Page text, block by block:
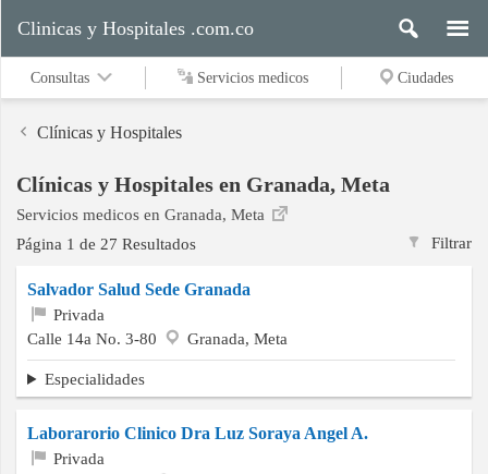
medicos
Ciudades
Buscar
Clinicas y Hospitales .com.co
Consultas Servicios medicos Ciudades
Clínicas y Hospitales
Clínicas y Hospitales en Granada, Meta
Servicios medicos en Granada, Meta
Filtrar
Página 1 de 27 Resultados
Salvador Salud Sede Granada
Privada
Calle 14a No. 3-80
Granada, Meta
Especialidades
Laborarorio Clinico Dra Luz Soraya Angel A.
Privada